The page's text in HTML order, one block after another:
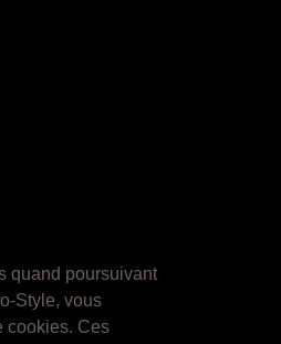
quand poursuivant
Style, vous
cookies. Ces